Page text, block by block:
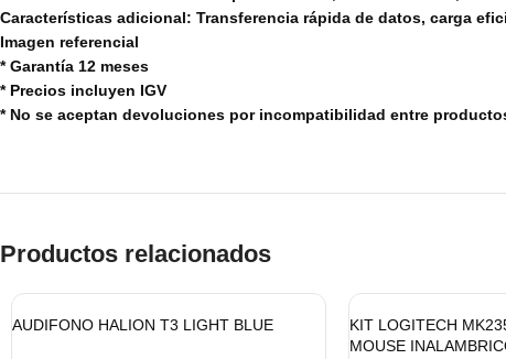
Características adicional: Transferencia rápida de datos, carga
Imagen referencial
* Garantía 12 meses
* Precios incluyen IGV
* No se aceptan devoluciones por incompatibilidad entre
Productos relacionados
AUDIFONO HALION T3 LIGHT BLUE
KIT LOGITECH
MOUSE